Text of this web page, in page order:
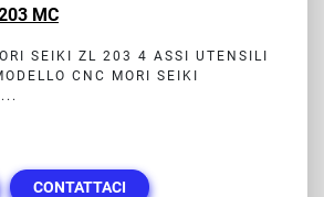
MC
SEIKI ZL 203 4 ASSI UTENSILI
CNC MORI SEIKI
CONTATTACI